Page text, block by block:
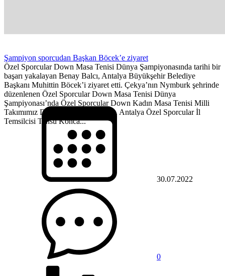
Şampiyon sporcudan Başkan Böcek’e ziyaret
Özel Sporcular Down Masa Tenisi Dünya Şampiyonasında tarihi bir
başarı yakalayan Benay Balcı, Antalya Büyükşehir Belediye
Başkanı Muhittin Böcek’i ziyaret etti. Çekya’nın Nymburk şehrinde
düzenlenen Özel Sporcular Down Masa Tenisi Dünya
Şampiyonası’nda Özel Sporcular Down Kadın Masa Tenisi Milli
Takımımız Dünya Şampiyonu oldu. Antalya Özel Sporcular İl
Temsilcisi Tansu Konca...
30.07.2022
0